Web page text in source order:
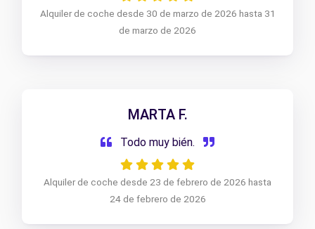
Alquiler de coche desde 30 de marzo de 2026 hasta 31
de marzo de 2026
MARTA F.
Todo muy bién.
Alquiler de coche desde 23 de febrero de 2026 hasta
24 de febrero de 2026